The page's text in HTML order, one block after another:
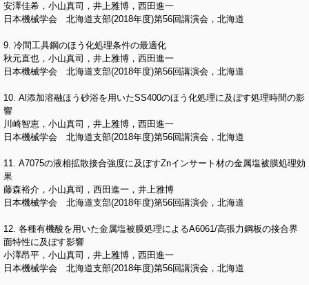
安澤佳希，小山真司，井上雅博，西田進一
日本機械学会 北海道支部(2018年度)第56回講演会，北海道
9. 冷間工具鋼のほう化処理条件の最適化
秋元直也，小山真司，井上雅博，西田進一
日本機械学会 北海道支部(2018年度)第56回講演会，北海道
10. Al添加溶融ほう砂浴を用いたSS400のほう化処理に及ぼす処理時間の影
響
川崎智恵，小山真司，井上雅博，西田進一
日本機械学会 北海道支部(2018年度)第56回講演会，北海道
11. A7075の液相拡散接合強度に及ぼすZnインサート材の金属塩被膜処理効
果
藤森裕介，小山真司，西田進一，井上雅博
日本機械学会 北海道支部(2018年度)第56回講演会，北海道
12. 各種有機酸を用いた金属塩被膜処理によるA6061/高張力鋼板の接合界
面特性に及ぼす影響
小澤昂平，小山真司，井上雅博，西田進一
日本機械学会 北海道支部(2018年度)第56回講演会，北海道